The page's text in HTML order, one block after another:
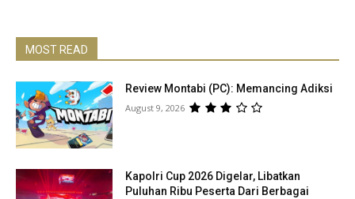
MOST READ
Review Montabi (PC): Memancing Adiksi
August 9, 2026
Kapolri Cup 2026 Digelar, Libatkan
Puluhan Ribu Peserta Dari Berbagai